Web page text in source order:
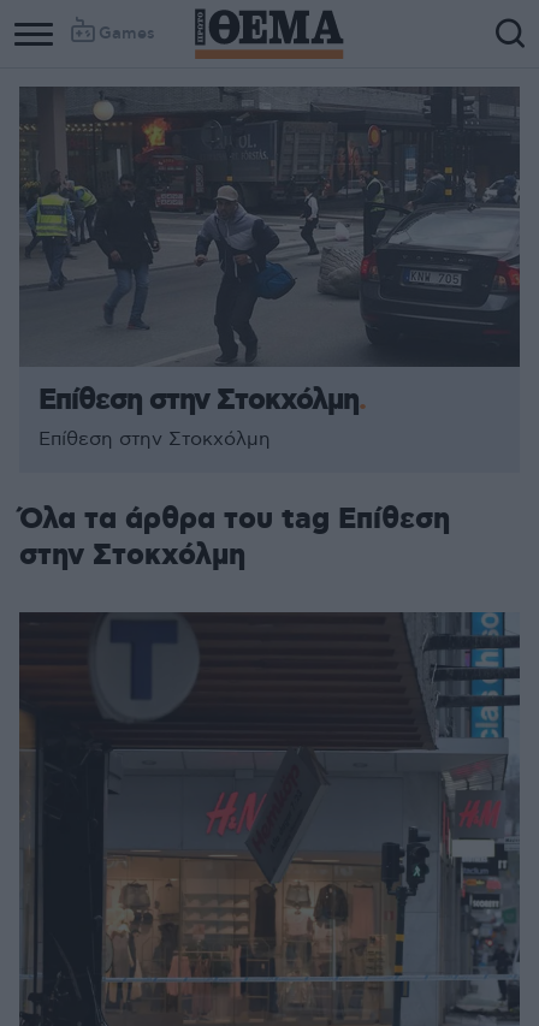
Games
Επίθεση στην Στοκχόλμη
Επίθεση στην Στοκχόλμη
Όλα τα άρθρα του tag Επίθεση
στην Στοκχόλμη